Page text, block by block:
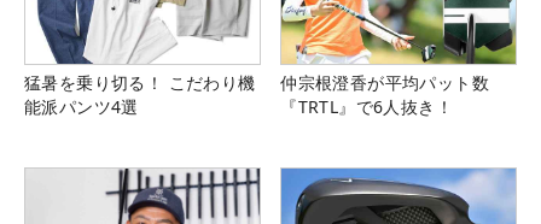
猛暑を乗り切る！ こだわり機
能派パンツ4選
仲宗根澄香が平均パット数
『TRTL』で6人抜き！